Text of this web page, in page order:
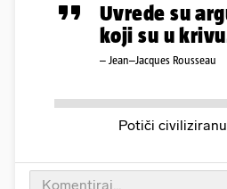
Uvrede su
koji su u
– Jean–Jacques Rousseau
Potiči